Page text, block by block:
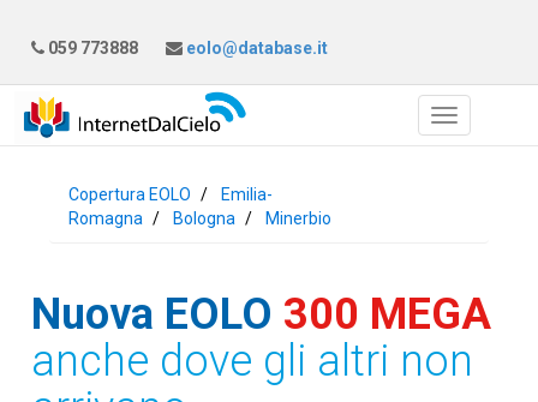
059 773888 eolo@database.it
Copertura EOLO
Emilia-
Romagna
Bologna Minerbio
Nuova EOLO 300 MEGA
anche dove gli altri non